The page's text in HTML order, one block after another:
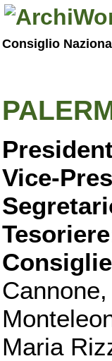
Consiglio
Vice-
Maria